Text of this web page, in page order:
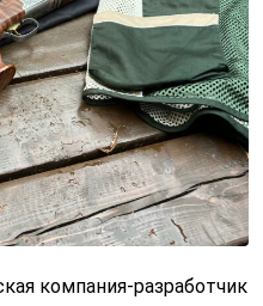
компания-разработчик